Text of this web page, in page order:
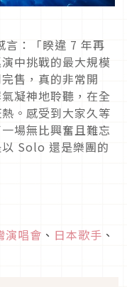
言：「睽違 7 年再
中挑戰的最大規模
售，真的非常開
凝神地聆聽，在全
。感受到大家久等
場無比興奮且難忘
Solo 還是樂團的
演唱會 、 日本歌手 、